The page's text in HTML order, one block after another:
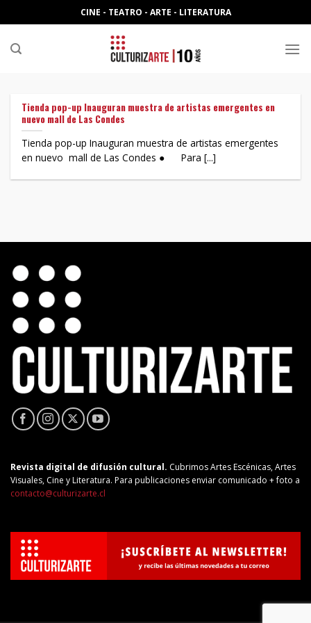
to
content
CINE - TEATRO - ARTE - LITERATURA
Tienda pop-up Inauguran muestra de artistas emergentes en
nuevo mall de Las Condes
Tienda pop-up Inauguran muestra de artistas emergentes
en nuevo mall de Las Condes ● Para [...]
Revista digital de difusión cultural. Cubrimos Artes Escénicas, Artes
Visuales, Cine y Literatura. Para publicaciones enviar comunicado + foto a
contacto@culturizarte.cl